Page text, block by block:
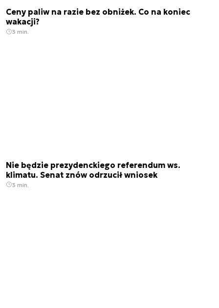
Ceny paliw na razie bez obniżek. Co na koniec
wakacji?
3 min.
Nie będzie prezydenckiego referendum ws.
klimatu. Senat znów odrzucił wniosek
3 min.